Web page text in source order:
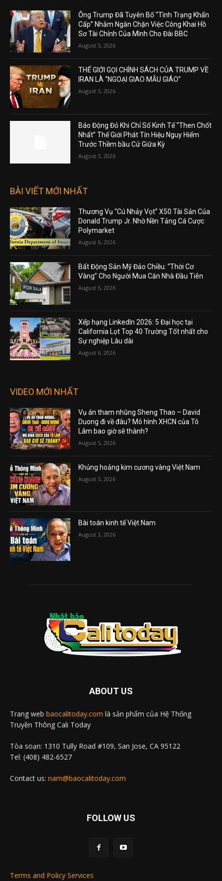
Ông Trump Đã Tuyên Bố “Tình Trạng Khẩn
Cấp” Nhằm Ngăn Chặn Việc Công Khai Hồ
Sơ Tài Chính Của Mình Cho Đài BBC
August 5, 2026
THẾ GIỚI GỌI CHÍNH SÁCH CỦA TRUMP VỀ
IRAN LÀ “NGOẠI GIAO MẪU GIÁO”
August 5, 2026
Báo Động Đỏ Khi Chỉ Số Kinh Tế “Then Chốt
Nhất” Thế Giới Phát Tín Hiệu Nguy Hiểm
Trước Thềm bầu Cử Giữa Kỳ
August 5, 2026
BÀI VIẾT MỚI NHẤT
Thương Vụ “Cú Nhảy Vọt” X50 Tài Sản Của
Donald Trump Jr. Nhờ Nền Tảng Cá Cược
Polymarket
August 6, 2026
Bất Động Sản Mỹ Đảo Chiều: “Thời Cơ
Vàng” Cho Người Mua Căn Nhà Đầu Tiên
August 6, 2026
Xếp hạng LinkedIn 2026: 5 Đại học tại
California Lọt Top 40 Trường Tốt nhất cho
Sự nghiệp Lâu dài
August 6, 2026
VIDEO MỚI NHẤT
Vụ án tham nhũng Sheng Thao – David
Duong đi về đâu? Mô hình XHCN của Tô
Lâm bao giờ sẽ thành?
August 5, 2026
Khủng hoảng kim cương vàng Việt Nam
August 5, 2026
Bài toán kinh tế Việt Nam
August 3, 2026
ABOUT US
Trang web baocalitoday.com là sản phẩm của Hệ Thống
Truyền Thông Cali Today
Tòa soạn: 1310 Tully Road #109, San Jose, CA 95122
Tel: (408) 482-6527
Contact us: nam@baocalitoday.com
FOLLOW US
Terms and Policy Services